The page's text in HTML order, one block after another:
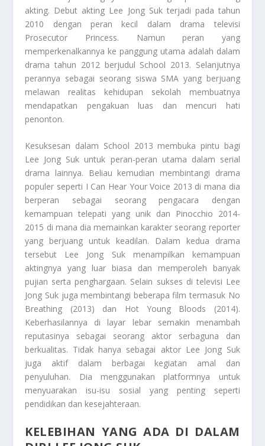
akting. Debut akting Lee Jong Suk terjadi pada tahun
2010 dengan peran kecil dalam drama televisi
Prosecutor Princess. Namun peran yang
memperkenalkannya ke panggung utama adalah dalam
drama tahun 2012 berjudul School 2013. Selanjutnya
perannya sebagai seorang siswa SMA yang berjuang
melawan realitas kehidupan sekolah membuatnya
mendapatkan pengakuan luas dan mencuri hati
penonton.
Kesuksesan dalam School 2013 membuka pintu bagi
Lee Jong Suk untuk peran-peran utama dalam serial
drama lainnya. Beliau kemudian membintangi drama
populer seperti I Can Hear Your Voice 2013 di mana dia
berperan sebagai seorang pengacara dengan
kemampuan telepati yang unik dan Pinocchio 2014-
2015 di mana dia memainkan karakter seorang reporter
yang berjuang untuk keadilan. Dalam kedua drama
tersebut Lee Jong Suk menampilkan kemampuan
aktingnya yang luar biasa dan memperoleh banyak
pujian serta penghargaan. Selain sukses di televisi Lee
Jong Suk juga membintangi beberapa film termasuk No
Breathing (2013) dan Hot Young Bloods (2014).
Keberhasilannya di layar lebar semakin menambah
reputasinya sebagai seorang aktor serbaguna dan
berkualitas. Tidak hanya sebagai aktor Lee Jong Suk
juga aktif dalam berbagai kegiatan amal dan
penyuluhan. Dia menggunakan platformnya untuk
menyuarakan isu-isu sosial yang penting seperti
pendidikan dan kesejahteraan.
KELEBIHAN YANG ADA DI DALAM